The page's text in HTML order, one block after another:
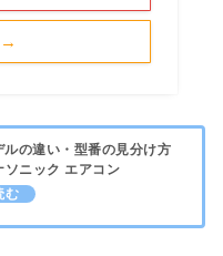
→
ルの違い・型番の見分け方
ソニック エアコン